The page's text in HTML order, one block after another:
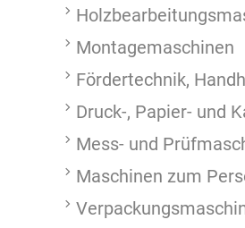
Montagemaschinen
Fördertechnik,
Druck-, Papier- und
Mess- und
Maschinen zum